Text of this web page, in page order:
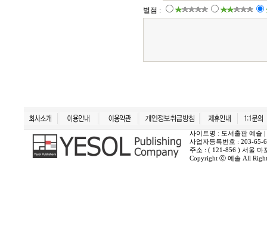
사이트명 : 도서출판 예솔
사업자등록번호 : 203-65-
주소 : ( 121-856 ) 서울 마
Copyright ⓒ 예솔 All